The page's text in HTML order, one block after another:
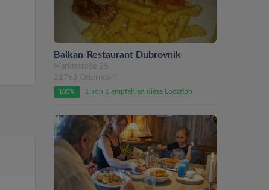
Balkan-Restaurant Dubrovnik
Marktstraße 25
21762 Otterndorf
100% 1 von 1 empfehlen diese Location